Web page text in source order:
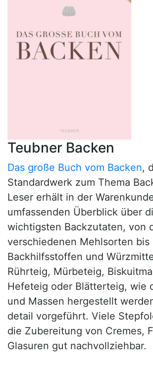
Teubner Backen
Das große Buch vom Backen,
Standardwerk zum Thema
Leser erhält in der
umfassenden Überblick über
wichtigsten Backzutaten, von
verschiedenen Mehlsorten bis
Backhilfsstoffen und
Rührteig, Mürbeteig,
Hefeteig oder Blätterteig, wie
und Massen hergestellt
detail vorgeführt. Viele
die Zubereitung von Cremes,
Glasuren gut nachvollziehbar.